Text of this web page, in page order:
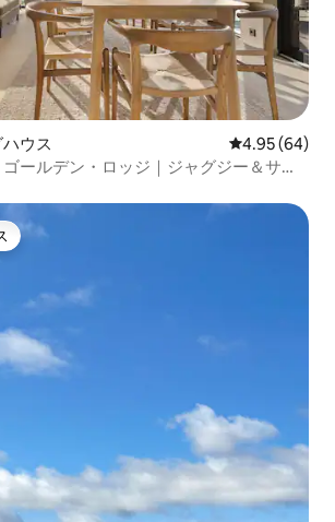
ウス レビュー64
4.95 (64)
ールデン・ロッジ｜ジャグジー＆サウ
イスです。